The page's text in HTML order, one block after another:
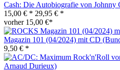
Cash: Die Autobiografie von Johnny
15,00 € * 29,95 € *
vorher 15,00 €*
Magazin 101 (04/2024) mit CD
9,50 € *